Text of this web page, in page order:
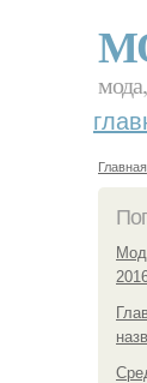
Главная